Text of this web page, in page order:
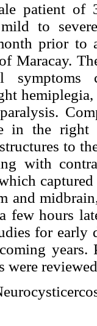
patient of
mild to
prior to
Maracay.
in the right
to
with
and
few hours
for early
years.
were